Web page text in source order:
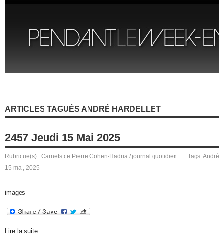
ARTICLES TAGUÉS ANDRÉ HARDELLET
2457 Jeudi 15 Mai 2025
Rubrique(s) : Carnets de Pierre Cohen-Hadria / journal quotidien Tags:
15 mai, 2025
images
Lire la suite...